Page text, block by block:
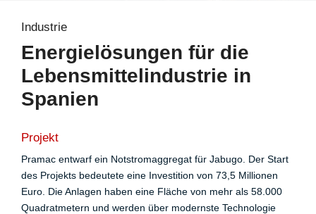
Industrie
Energielösungen für die
Lebensmittelindustrie in
Spanien
Projekt
Pramac entwarf ein Notstromaggregat für Jabugo. Der Start
des Projekts bedeutete eine Investition von 73,5 Millionen
Euro. Die Anlagen haben eine Fläche von mehr als 58.000
Quadratmetern und werden über modernste Technologie